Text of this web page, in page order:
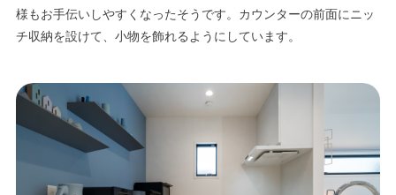
様もお手伝いしやすくなったそうです。カウンターの前面にニッ
チ収納を設けて、小物を飾れるようにしています。